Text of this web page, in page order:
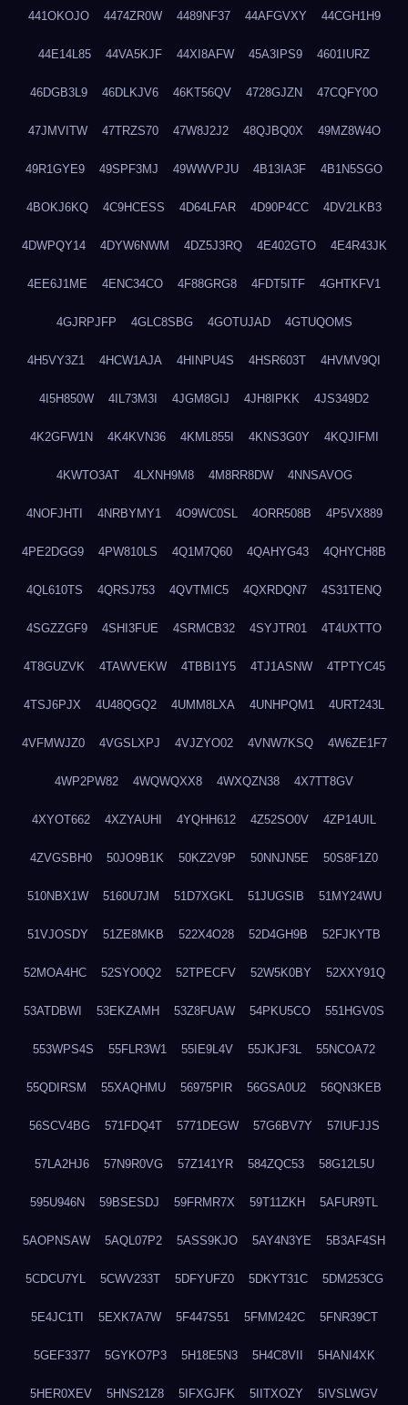
441OKOJO 4474ZR0W 4489NF37 44AFGVXY 44CGH1H9
44E14L85 44VA5KJF 44XI8AFW 45A3IPS9 4601IURZ
46DGB3L9 46DLKJV6 46KT56QV 4728GJZN 47CQFY0O
47JMVITW 47TRZS70 47W8J2J2 48QJBQ0X 49MZ8W4O
49R1GYE9 49SPF3MJ 49WWVPJU 4B13IA3F 4B1N5SGO
4BOKJ6KQ 4C9HCESS 4D64LFAR 4D90P4CC 4DV2LKB3
4DWPQY14 4DYW6NWM 4DZ5J3RQ 4E402GTO 4E4R43JK
4EE6J1ME 4ENC34CO 4F88GRG8 4FDT5ITF 4GHTKFV1
4GJRPJFP 4GLC8SBG 4GOTUJAD 4GTUQOMS
4H5VY3Z1 4HCW1AJA 4HINPU4S 4HSR603T 4HVMV9QI
4I5H850W 4IL73M3I 4JGM8GIJ 4JH8IPKK 4JS349D2
4K2GFW1N 4K4KVN36 4KML855I 4KNS3G0Y 4KQJIFMI
4KWTO3AT 4LXNH9M8 4M8RR8DW 4NNSAVOG
4NOFJHTI 4NRBYMY1 4O9WC0SL 4ORR508B 4P5VX889
4PE2DGG9 4PW810LS 4Q1M7Q60 4QAHYG43 4QHYCH8B
4QL610TS 4QRSJ753 4QVTMIC5 4QXRDQN7 4S31TENQ
4SGZZGF9 4SHI3FUE 4SRMCB32 4SYJTR01 4T4UXTTO
4T8GUZVK 4TAWVEKW 4TBBI1Y5 4TJ1ASNW 4TPTYC45
4TSJ6PJX 4U48QGQ2 4UMM8LXA 4UNHPQM1 4URT243L
4VFMWJZ0 4VGSLXPJ 4VJZYO02 4VNW7KSQ 4W6ZE1F7
4WP2PW82 4WQWQXX8 4WXQZN38 4X7TT8GV
4XYOT662 4XZYAUHI 4YQHH612 4Z52SO0V 4ZP14UIL
4ZVGSBH0 50JO9B1K 50KZ2V9P 50NNJN5E 50S8F1Z0
510NBX1W 5160U7JM 51D7XGKL 51JUGSIB 51MY24WU
51VJOSDY 51ZE8MKB 522X4O28 52D4GH9B 52FJKYTB
52MOA4HC 52SYO0Q2 52TPECFV 52W5K0BY 52XXY91Q
53ATDBWI 53EKZAMH 53Z8FUAW 54PKU5CO 551HGV0S
553WPS4S 55FLR3W1 55IE9L4V 55JKJF3L 55NCOA72
55QDIRSM 55XAQHMU 56975PIR 56GSA0U2 56QN3KEB
56SCV4BG 571FDQ4T 5771DEGW 57G6BV7Y 57IUFJJS
57LA2HJ6 57N9R0VG 57Z141YR 584ZQC53 58G12L5U
595U946N 59BSESDJ 59FRMR7X 59T11ZKH 5AFUR9TL
5AOPNSAW 5AQL07P2 5ASS9KJO 5AY4N3YE 5B3AF4SH
5CDCU7YL 5CWV233T 5DFYUFZ0 5DKYT31C 5DM253CG
5E4JC1TI 5EXK7A7W 5F447S51 5FMM242C 5FNR39CT
5GEF3377 5GYKO7P3 5H18E5N3 5H4C8VII 5HANI4XK
5HER0XEV 5HNS21Z8 5IFXGJFK 5IITXOZY 5IVSLWGV